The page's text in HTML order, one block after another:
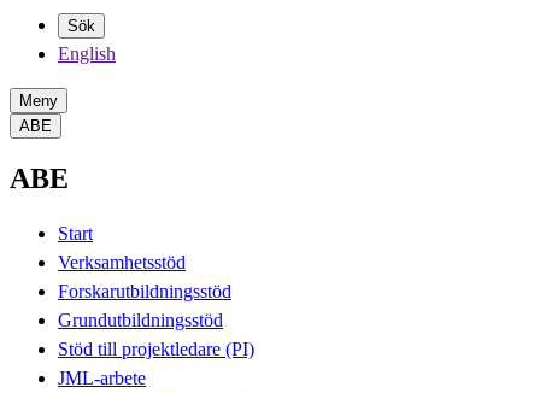
Sök
English
Meny
ABE
ABE
Start
Verksamhetsstöd
Forskarutbildningsstöd
Grundutbildningsstöd
Stöd till projektledare (PI)
JML-arbete